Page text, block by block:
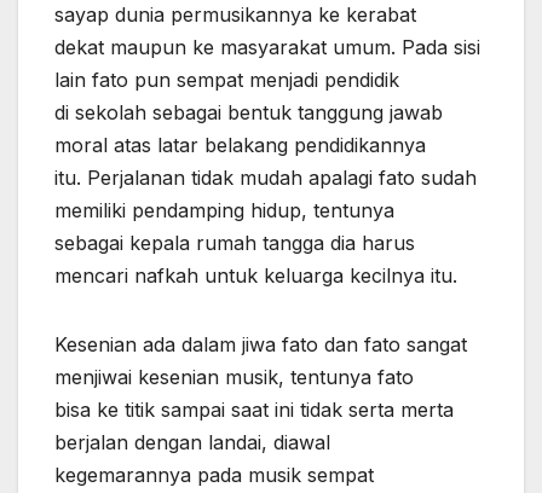
sayap dunia permusikannya ke kerabat
dekat maupun ke masyarakat umum. Pada sisi
lain fato pun sempat menjadi pendidik
di sekolah sebagai bentuk tanggung jawab
moral atas latar belakang pendidikannya
itu. Perjalanan tidak mudah apalagi fato sudah
memiliki pendamping hidup, tentunya
sebagai kepala rumah tangga dia harus
mencari nafkah untuk keluarga kecilnya itu.
Kesenian ada dalam jiwa fato dan fato sangat
menjiwai kesenian musik, tentunya fato
bisa ke titik sampai saat ini tidak serta merta
berjalan dengan landai, diawal
kegemarannya pada musik sempat